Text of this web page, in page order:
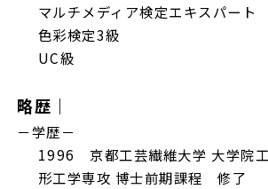
マルチメディア検定エキスパート
色彩検定3級
UC級
略歴｜
－学歴－
1996 京都工芸繊維大学 大学院
形工学専攻 博士前期課程 修了